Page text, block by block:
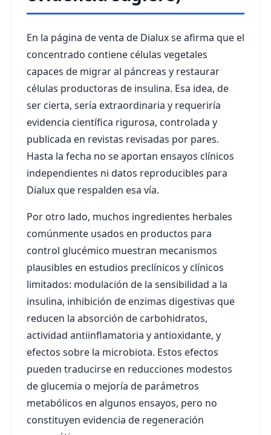
En la página de venta de Dialux se afirma que el
concentrado contiene células vegetales
capaces de migrar al páncreas y restaurar
células productoras de insulina. Esa idea, de
ser cierta, sería extraordinaria y requeriría
evidencia científica rigurosa, controlada y
publicada en revistas revisadas por pares.
Hasta la fecha no se aportan ensayos clínicos
independientes ni datos reproducibles para
Dialux que respalden esa vía.
Por otro lado, muchos ingredientes herbales
comúnmente usados en productos para
control glucémico muestran mecanismos
plausibles en estudios preclínicos y clínicos
limitados: modulación de la sensibilidad a la
insulina, inhibición de enzimas digestivas que
reducen la absorción de carbohidratos,
actividad antiinflamatoria y antioxidante, y
efectos sobre la microbiota. Estos efectos
pueden traducirse en reducciones modestos
de glucemia o mejoría de parámetros
metabólicos en algunos ensayos, pero no
constituyen evidencia de regeneración